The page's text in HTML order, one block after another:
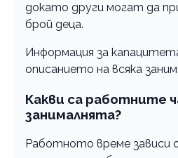
докато други могат да
брой деца.
Информация за
описанието на всяка
Какви са работните
занималнята?
Работното време зависи